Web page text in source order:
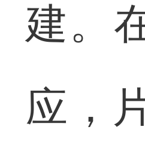
建。
应，